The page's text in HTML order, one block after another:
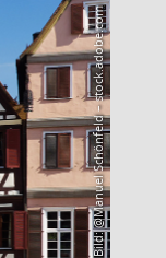
Bild: @Manuel Schönfeld – stock.adobe.com